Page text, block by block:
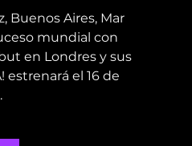
Buenos Aires, Mar
mundial con
en Londres y sus
el 16 de